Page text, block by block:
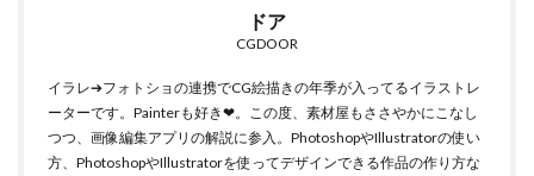
ドア
CGDOOR
イラレ➔フォトショの連携でCG絵描きの年季が入ってるイラストレ
ーターです。Painterも好き❤。この度、素材屋もささやかにこなし
つつ、画像編集アプリの解説に参入。PhotoshopやIllustratorの使い
方、PhotoshopやIllustratorを使ってデザインできる作品の作り方な